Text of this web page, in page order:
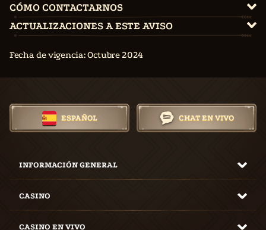
CÓMO CONTACTARNOS
ACTUALIZACIONES A ESTE AVISO
Fecha de vigencia: Octubre 2024
ESPAÑOL CHAT EN VIVO
INFORMACIÓN GENERAL
CASINO
CASINO EN VIVO